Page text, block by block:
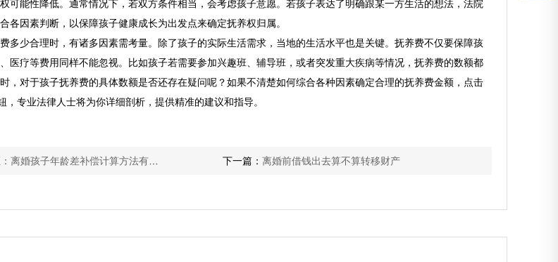
可能性降低。通常情况下，若双方条件相当，会考虑孩子意愿。若孩子表达了明确跟某一方生活的想法，法院
各因素判断，以保障孩子健康成长为出发点来确定抚养权归属。
多少合理时，有诸多因素需考量。除了孩子的实际生活需求，当地的生活水平也是关键。抚养费不仅要保障孩
医疗等费用同样不能忽视。比如孩子若需要参加兴趣班、辅导班，或者突发重大疾病等情况，抚养费的数额都
，对于孩子抚养费的具体数额是否还存在疑问呢？如果不清楚如何综合各种因素确定合理的抚养费金额，点击
，专业法律人士将为你详细剖析，提供精准的建议和指导。
离婚孩子年龄差补偿计算方法有哪些 下一篇： 离婚前借钱出去算不算转移财产